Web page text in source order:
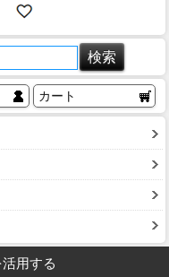
カート
用する